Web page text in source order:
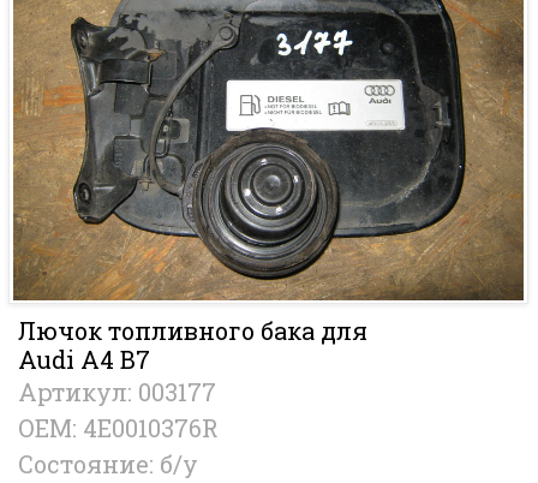
Лючок топливного бака для
Audi A4 B7
Артикул: 003177
OEM: 4E0010376R
Состояние: б/у